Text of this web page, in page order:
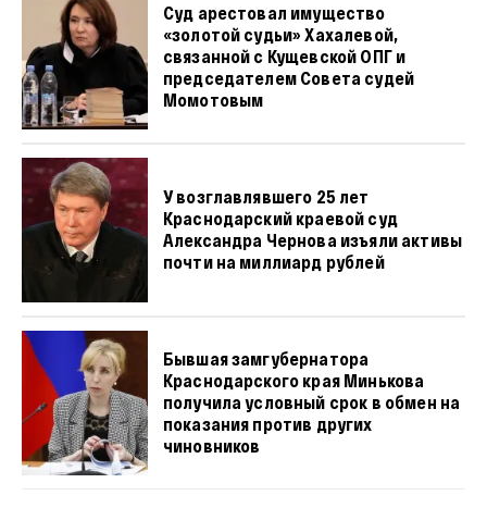
Суд арестовал имущество
«золотой судьи» Хахалевой,
связанной с Кущевской ОПГ и
председателем Совета судей
Момотовым
У возглавлявшего 25 лет
Краснодарский краевой суд
Александра Чернова изъяли активы
почти на миллиард рублей
Бывшая замгубернатора
Краснодарского края Минькова
получила условный срок в обмен на
показания против других
чиновников